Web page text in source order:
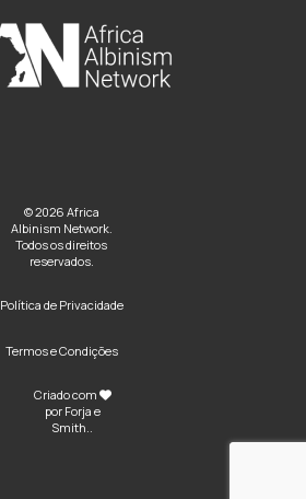
© 2026 Africa
Albinism Network.
Todos os direitos
reservados.
Política de Privacidade
Termos e Condições
Criado com
por Forja e
Smith